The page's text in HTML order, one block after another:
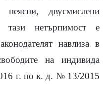
двусмислени
тази нетърпимост е
навлиза в
на индивида
г. по к. д. № 13/2015